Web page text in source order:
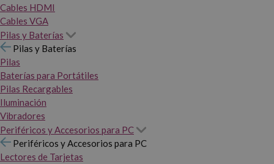
Cables HDMI
Cables VGA
Pilas y Baterías
Pilas y Baterías
Pilas
Baterías para Portátiles
Pilas Recargables
Iluminación
Vibradores
Periféricos y Accesorios para PC
Periféricos y Accesorios para PC
Lectores de Tarjetas